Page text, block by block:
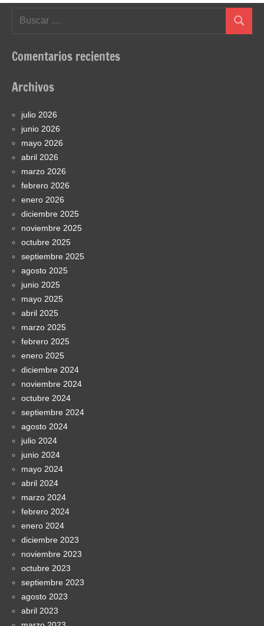
Buscar
Comentarios recientes
Archivos
julio 2026
junio 2026
mayo 2026
abril 2026
marzo 2026
febrero 2026
enero 2026
diciembre 2025
noviembre 2025
octubre 2025
septiembre 2025
agosto 2025
junio 2025
mayo 2025
abril 2025
marzo 2025
febrero 2025
enero 2025
diciembre 2024
noviembre 2024
octubre 2024
septiembre 2024
agosto 2024
julio 2024
junio 2024
mayo 2024
abril 2024
marzo 2024
febrero 2024
enero 2024
diciembre 2023
noviembre 2023
octubre 2023
septiembre 2023
agosto 2023
abril 2023